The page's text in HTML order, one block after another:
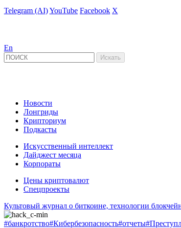
Telegram (AI)YouTube Facebook X
En
Новости
Лонгриды
Крипториум
Подкасты
Искусственный интеллект
Дайджест месяца
Корпораты
Цены криптовалют
Спецпроекты
Культовый журнал о биткоине, технологии
#банкротство#Кибербезопасность#отчеты